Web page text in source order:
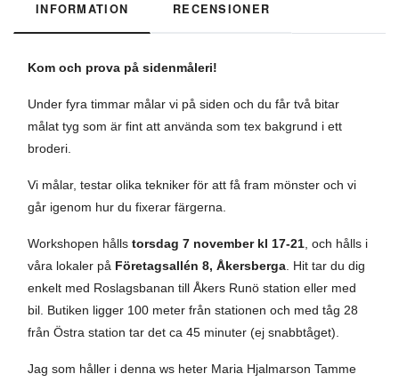
INFORMATION RECENSIONER
Kom och prova på sidenmåleri!
Under fyra timmar målar vi på siden och du får två bitar
målat tyg som är fint att använda som tex bakgrund i ett
broderi.
Vi målar, testar olika tekniker för att få fram mönster och vi
går igenom hur du fixerar färgerna.
Workshopen hålls torsdag 7 november kl 17-21, och hålls i
våra lokaler på Företagsallén 8, Åkersberga. Hit tar du dig
enkelt med Roslagsbanan till Åkers Runö station eller med
bil. Butiken ligger 100 meter från stationen och med tåg 28
från Östra station tar det ca 45 minuter (ej snabbtåget).
Jag som håller i denna ws heter Maria Hjalmarson Tamme